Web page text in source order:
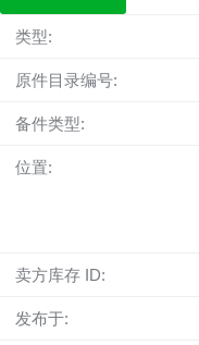
类型:
原件目录编号:
备件类型:
位置:
卖方库存 ID:
发布于: